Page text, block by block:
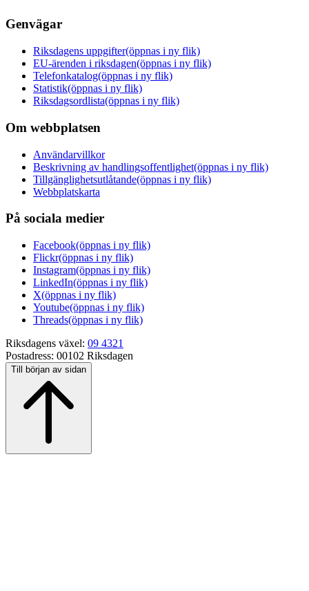
Genvägar
Riksdagens uppgifter(öppnas i ny flik)
EU-ärenden i riksdagen(öppnas i ny flik)
Telefonkatalog(öppnas i ny flik)
Statistik(öppnas i ny flik)
Riksdagsordlista(öppnas i ny flik)
Om webbplatsen
Användarvillkor
Beskrivning av handlingsoffentlighet(öppnas i ny flik)
Tillgänglighetsutlåtande(öppnas i ny flik)
Webbplatskarta
På sociala medier
Facebook(öppnas i ny flik)
Flickr(öppnas i ny flik)
Instagram(öppnas i ny flik)
LinkedIn(öppnas i ny flik)
X(öppnas i ny flik)
Youtube(öppnas i ny flik)
Threads(öppnas i ny flik)
Riksdagens växel: 09 4321
Postadress: 00102 Riksdagen
Till början av sidan